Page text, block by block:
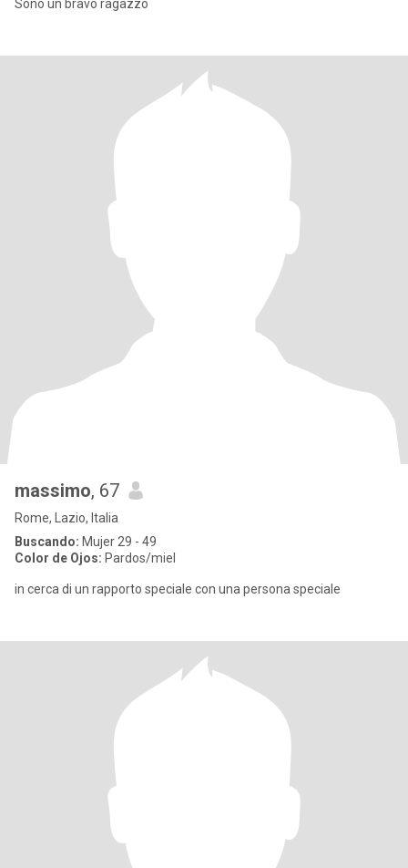
Sono un bravo ragazzo
massimo, 67
Rome, Lazio, Italia
Buscando: Mujer 29 - 49
Color de Ojos: Pardos/miel
in cerca di un rapporto speciale con una persona speciale